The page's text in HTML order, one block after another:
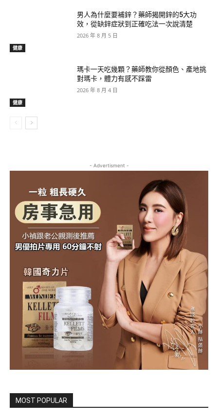
健康
男人為什麼要補鋅？藥師揭開鋅的5大功
效，從缺鋅症狀到正確吃法一次說清楚
2026 年 8 月 5 日
健康
瑪卡一天吃幾顆？藥師教你從顏色、產地挑
對瑪卡，體力有感不踩雷
2026 年 8 月 4 日
- Advertisment -
MOST POPULAR